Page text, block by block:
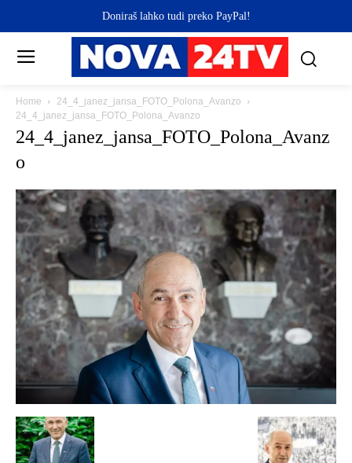
Doniraš lahko tudi preko PayPal!
Home
24_4_janez_jansa_FOTO_Polona_Avanzo
24_4_janez_jansa_FOTO_Polona_Avanzo
24_4_janez_jansa_FOTO_Polona_Avanz
o